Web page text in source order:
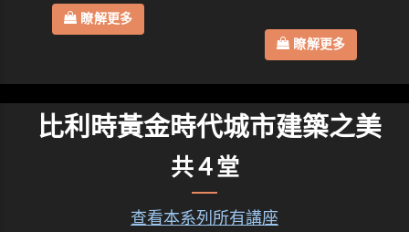
瞭解更多
瞭解更多
比利時黃金時代城市建築之美
共４堂
查看本系列所有講座